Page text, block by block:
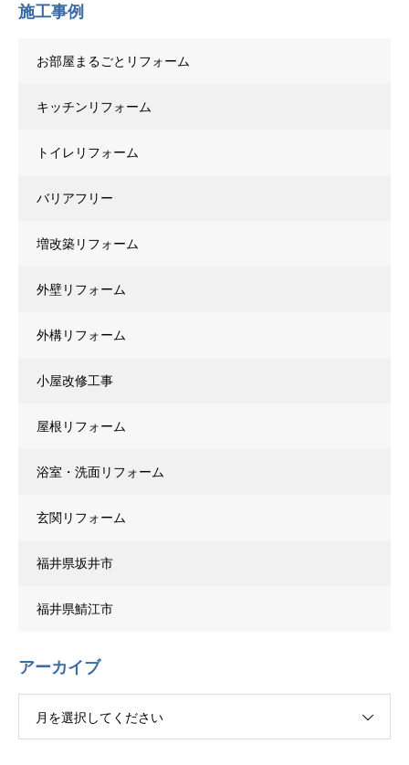
施工事例
お部屋まるごとリフォーム
キッチンリフォーム
トイレリフォーム
バリアフリー
増改築リフォーム
外壁リフォーム
外構リフォーム
小屋改修工事
屋根リフォーム
浴室・洗面リフォーム
玄関リフォーム
福井県坂井市
福井県鯖江市
アーカイブ
月を選択してください